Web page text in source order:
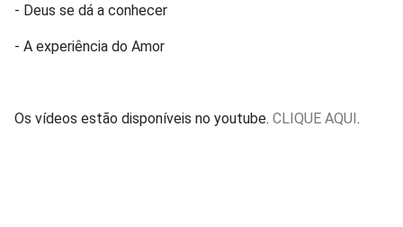
- Deus se dá a conhecer
- A experiência do Amor
Os vídeos estão disponíveis no youtube. CLIQUE AQUI.